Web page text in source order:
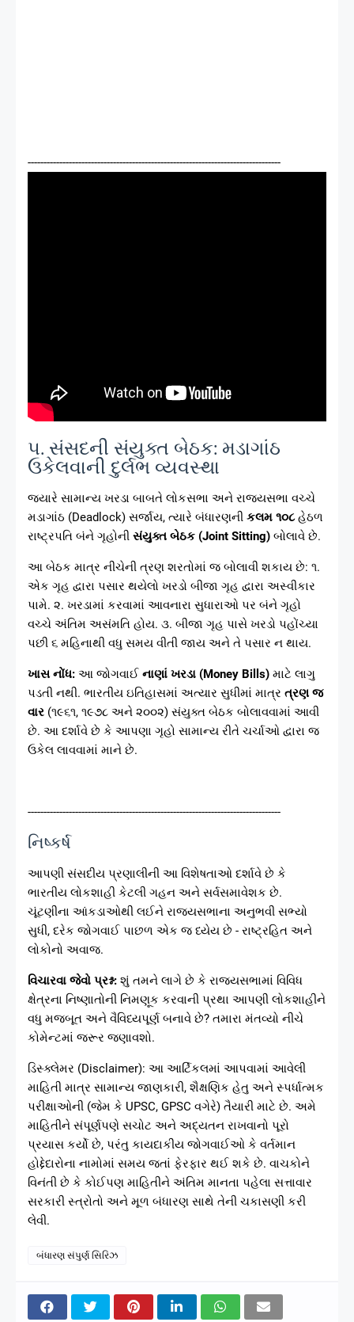
--------------------------------------------------------------------------------
૫. સંસદની સંયુક્ત બેઠક: મડાગાંઠ
ઉકેલવાની દુર્લભ વ્યવસ્થા
જ્યારે સામાન્ય ખરડા બાબતે લોકસભા અને રાજ્યસભા વચ્ચે
મડાગાંઠ (Deadlock) સર્જાય, ત્યારે બંધારણની કલમ ૧૦૮હેઠળ
રાષ્ટ્રપતિ બંને ગૃહોની સંયુક્ત બેઠક (Joint Sitting) બોલાવે છે.
આ બેઠક માત્ર નીચેની ત્રણ શરતોમાં જ બોલાવી શકાય છે: ૧.
એક ગૃહ દ્વારા પસાર થયેલો ખરડો બીજા ગૃહ દ્વારા અસ્વીકાર
પામે. ૨. ખરડામાં કરવામાં આવનારા સુધારાઓ પર બંને ગૃહો
વચ્ચે અંતિમ અસંમતિ હોય. ૩. બીજા ગૃહ પાસે ખરડો પહોંચ્યા
પછી ૬ મહિનાથી વધુ સમય વીતી જાય અને તે પસાર ન થાય.
ખાસ નોંધ: આ જોગવાઈ નાણાં ખરડા (Money Bills) માટે લાગુ
પડતી નથી. ભારતીય ઇતિહાસમાં અત્યાર સુધીમાં માત્ર ત્રણ જ
વાર (૧૯૬૧, ૧૯૭૮ અને ૨૦૦૨) સંયુક્ત બેઠક બોલાવવામાં આવી
છે. આ દર્શાવે છે કે આપણા ગૃહો સામાન્ય રીતે ચર્ચાઓ દ્વારા જ
ઉકેલ લાવવામાં માને છે.
--------------------------------------------------------------------------------
નિષ્કર્ષ
આપણી સંસદીય પ્રણાલીની આ વિશેષતાઓ દર્શાવે છે કે
ભારતીય લોકશાહી કેટલી ગહન અને સર્વસમાવેશક છે.
ચૂંટણીના આંકડાઓથી લઈને રાજ્યસભાના અનુભવી સભ્યો
સુધી, દરેક જોગવાઈ પાછળ એક જ ધ્યેય છે - રાષ્ટ્રહિત અને
લોકોનો અવાજ.
વિચારવા જેવો પ્રશ્ન: શું તમને લાગે છે કે રાજ્યસભામાં વિવિધ
ક્ષેત્રના નિષ્ણાતોની નિમણૂક કરવાની પ્રથા આપણી લોકશાહીને
વધુ મજબૂત અને વૈવિધ્યપૂર્ણ બનાવે છે? તમારા મંતવ્યો નીચે
કોમેન્ટમાં જરૂર જણાવશો.
ડિસ્ક્લેમર (Disclaimer): આ આર્ટિકલમાં આપવામાં આવેલી
માહિતી માત્ર સામાન્ય જાણકારી, શૈક્ષણિક હેતુ અને સ્પર્ધાત્મક
પરીક્ષાઓની (જેમ કે UPSC, GPSC વગેરે) તૈયારી માટે છે. અમે
માહિતીને સંપૂર્ણપણે સચોટ અને અદ્યતન રાખવાનો પૂરો
પ્રયાસ કર્યો છે, પરંતુ કાયદાકીય જોગવાઈઓ કે વર્તમાન
હોદ્દેદારોના નામોમાં સમય જતાં ફેરફાર થઈ શકે છે. વાચકોને
વિનંતી છે કે કોઈપણ માહિતીને અંતિમ માનતા પહેલા સત્તાવાર
સરકારી સ્ત્રોતો અને મૂળ બંધારણ સાથે તેની ચકાસણી કરી
લેવી.
બંધારણ સંપુર્ણ સિરિઝ